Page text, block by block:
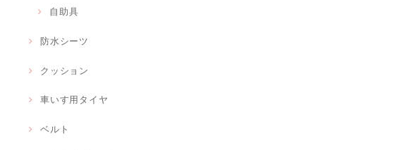
自助具
防水シーツ
クッション
車いす用タイヤ
ベルト